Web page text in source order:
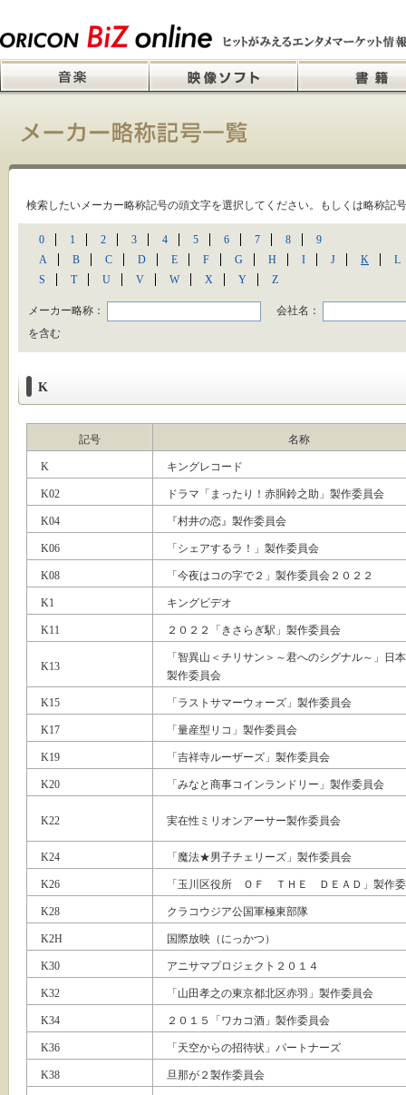
検索したいメーカー略称記号の頭文字を選択してください。もしくは略称記
0 1 2 3 4 5 6 7 8
9
A
B C D E F G H I J K
L
S
T U V W X Y Z
メーカー略称：
会社名：
を含む
K
記号 名称
K キングレコード
K02 ドラマ「まったり！赤胴鈴之助」製作委員会
K04 『村井の恋』製作委員会
K06 「シェアするラ！」製作委員会
K08 「今夜はコの字で２」製作委員会２０２２
K1 キングビデオ
K11 ２０２２「きさらぎ駅」製作委員会
K13
「智異山＜チリサン＞～君へのシグナル～」日
製作委員会
K15 「ラストサマーウォーズ」製作委員会
K17 「量産型リコ」製作委員会
K19 「吉祥寺ルーザーズ」製作委員会
K20 「みなと商事コインランドリー」製作委員会
K22 実在性ミリオンアーサー製作委員会
K24 「魔法★男子チェリーズ」製作委員会
K26 「玉川区役所 ＯＦ ＴＨＥ ＤＥＡＤ」製作
K28 クラコウジア公国軍極東部隊
K2H 国際放映（にっかつ）
K30 アニサマプロジェクト２０１４
K32 「山田孝之の東京都北区赤羽」製作委員会
K34 ２０１５「ワカコ酒」製作委員会
K36 「天空からの招待状」パートナーズ
K38 旦那が２製作委員会